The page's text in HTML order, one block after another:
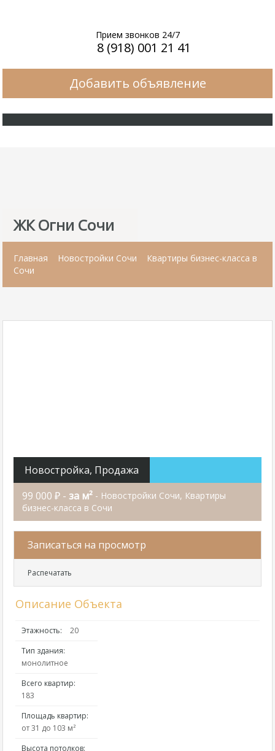
Прием звонков 24/7
8 (918) 001 21 41
Добавить объявление
ЖК Огни Сочи
Главная Новостройки Сочи
Квартиры бизнес-класса в
Сочи
Новостройка, Продажа
99 000 ₽ - за м² - Новостройки Сочи, Квартиры
бизнес-класса в Сочи
Записаться на просмотр
Распечатать
Описание Объекта
Этажность:
20
Тип здания:
монолитное
Всего квартир:
183
Площадь квартир:
от 31 до 103 м²
Высота потолков: